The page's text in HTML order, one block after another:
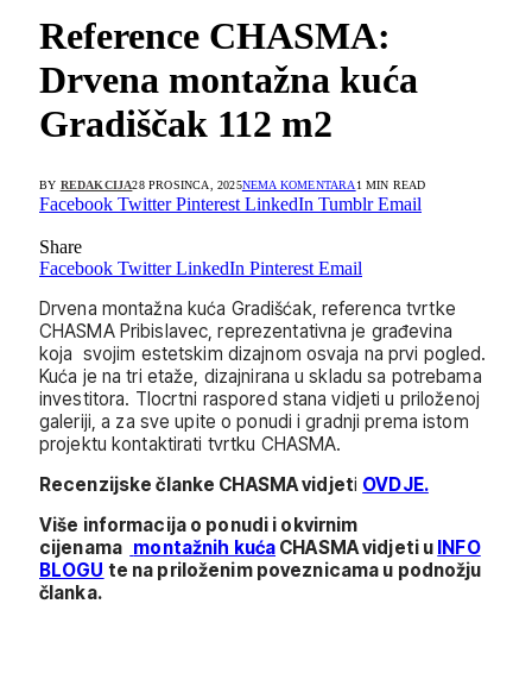
Reference CHASMA:
Drvena montažna kuća
Gradiščak 112 m2
BY REDAKCIJA28 PROSINCA, 2025NEMA KOMENTARA 1 MIN READ
Facebook Twitter Pinterest LinkedIn Tumblr Email
Share
Facebook Twitter LinkedIn Pinterest Email
Drvena montažna kuća Gradišćak, referenca tvrtke
CHASMA Pribislavec, reprezentativna je građevina
koja svojim estetskim dizajnom osvaja na prvi pogled.
Kuća je na tri etaže, dizajnirana u skladu sa potrebama
investitora. Tlocrtni raspored stana vidjeti u priloženoj
galeriji, a za sve upite o ponudi i gradnji prema istom
projektu kontaktirati tvrtku CHASMA.
Recenzijske članke CHASMA vidjeti OVDJE.
Više informacija o ponudi i okvirnim
cijenama montažnih kuća CHASMA vidjeti u INFO
BLOGU te na priloženim poveznicama u podnožju
članka.